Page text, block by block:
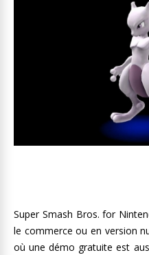
Super Smash Bros. for
le commerce ou en version
où une démo gratuite est